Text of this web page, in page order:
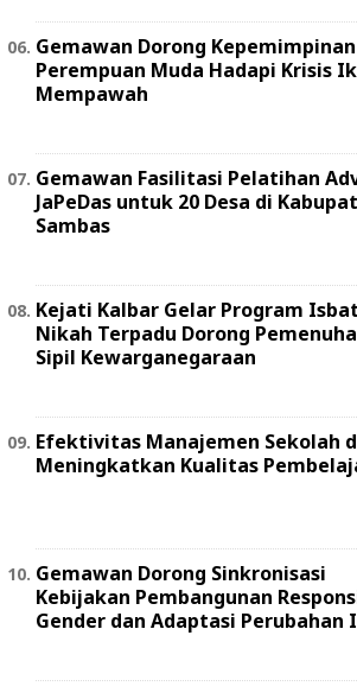
Gemawan Dorong Kepemimpinan
Perempuan Muda Hadapi Krisis
Mempawah
Gemawan Fasilitasi Pelatihan
JaPeDas untuk 20 Desa di
Sambas
Kejati Kalbar Gelar Program Isbat
Nikah Terpadu Dorong
Sipil Kewarganegaraan
Efektivitas Manajemen Sekolah
Meningkatkan Kualitas
Gemawan Dorong Sinkronisasi
Kebijakan Pembangunan
Gender dan Adaptasi Perubahan